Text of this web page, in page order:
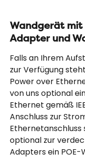
Wandgerät mit
Adapter und
Falls an Ihrem
zur Verfügung
Power over
von uns optional
Ethernet gemäß
Anschluss zur
optional zur
Adapters ein